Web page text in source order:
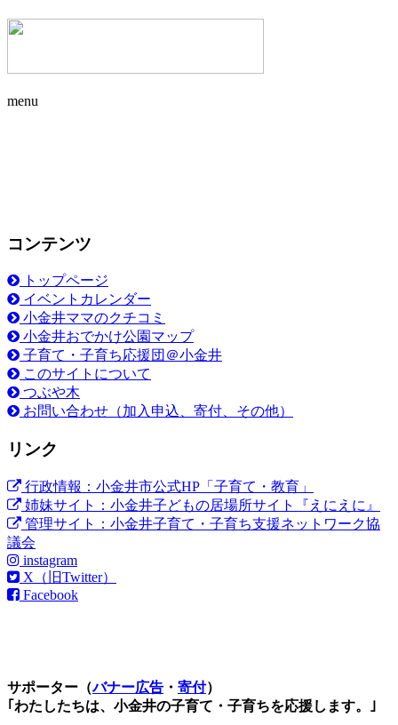
menu
コンテンツ
トップページ
イベントカレンダー
小金井ママのクチコミ
小金井おでかけ公園マップ
子育て・子育ち応援団＠小金井
このサイトについて
つぶや木
お問い合わせ（加入申込、寄付、その他）
リンク
行政情報：小金井市公式HP「子育て・教育」
姉妹サイト：小金井子どもの居場所サイト『えにえに』
管理サイト：小金井子育て・子育ち支援ネットワーク協
議会
instagram
X（旧Twitter）
Facebook
サポーター（バナー広告 ・ 寄付）
｢わたしたちは、小金井の子育て・子育ちを応援します。｣